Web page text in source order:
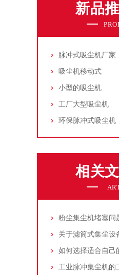
新品
脉冲式吸尘机厂家
吸尘机移动式
小型的吸尘机
工厂大型吸尘机
环保脉冲式吸尘机
相关
粉尘集尘机堵塞问
如何选择适合自己